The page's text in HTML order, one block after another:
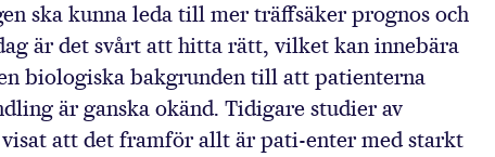
ska kunna leda till mer träffsäker prognos och
är det svårt att hitta rätt, vilket kan innebära
biologiska bakgrunden till att patienterna
är ganska okänd. Tidigare studier av
att det framför allt är pati-enter med starkt